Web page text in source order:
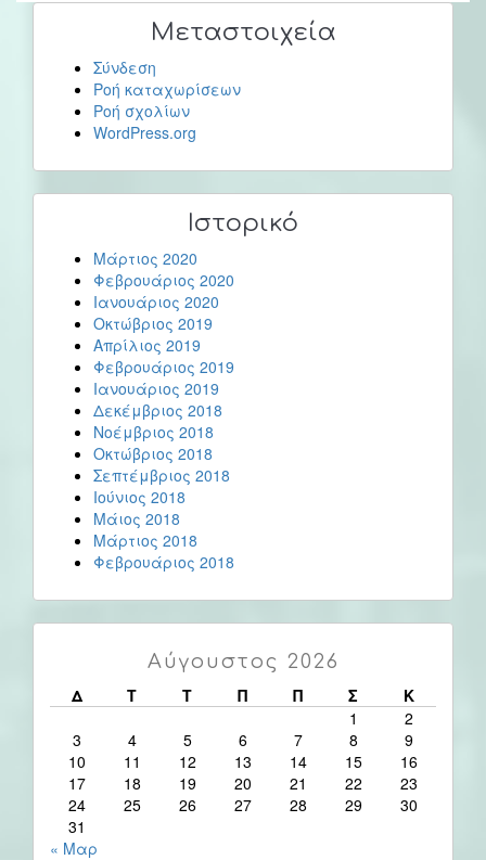
Μεταστοιχεία
Σύνδεση
Ροή καταχωρίσεων
Ροή σχολίων
WordPress.org
Ιστορικό
Μάρτιος 2020
Φεβρουάριος 2020
Ιανουάριος 2020
Οκτώβριος 2019
Απρίλιος 2019
Φεβρουάριος 2019
Ιανουάριος 2019
Δεκέμβριος 2018
Νοέμβριος 2018
Οκτώβριος 2018
Σεπτέμβριος 2018
Ιούνιος 2018
Μάιος 2018
Μάρτιος 2018
Φεβρουάριος 2018
Αύγουστος 2026
Δ
Τ Τ Π Π Σ
Κ
1
2
3
4 5 6 7 8
9
10
11 12 13 14 15
16
17
18 19 20 21 22
23
24
25 26 27 28 29
30
31
« Μαρ